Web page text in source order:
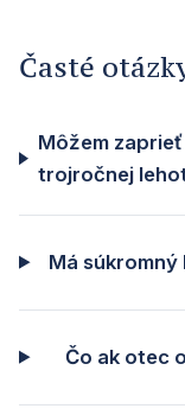
Časté
Môžem
trojročnej
Má súkromný
Čo ak otec